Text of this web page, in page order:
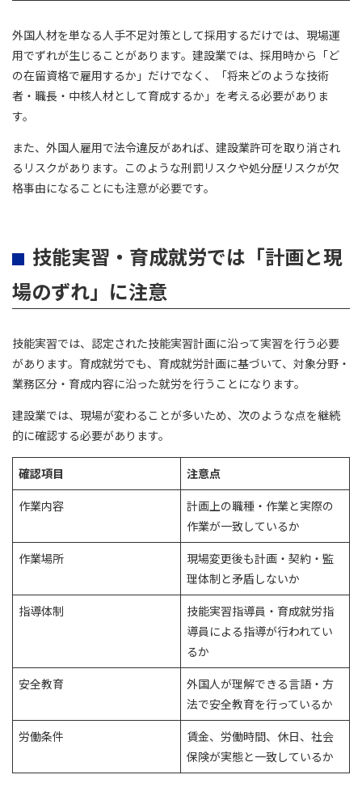
外国人材を単なる人手不足対策として採用するだけでは、現場運
用でずれが生じることがあります。建設業では、採用時から「ど
の在留資格で雇用するか」だけでなく、「将来どのような技術
者・職長・中核人材として育成するか」を考える必要がありま
す。
また、外国人雇用で法令違反があれば、建設業許可を取り消され
るリスクがあります。このような刑罰リスクや処分歴リスクが欠
格事由になることにも注意が必要です。
技能実習・育成就労では「計画と現
場のずれ」に注意
技能実習では、認定された技能実習計画に沿って実習を行う必要
があります。育成就労でも、育成就労計画に基づいて、対象分野・
業務区分・育成内容に沿った就労を行うことになります。
建設業では、現場が変わることが多いため、次のような点を継続
的に確認する必要があります。
確認項目
注意点
作業内容
計画上の職種・作業と実際の
作業が一致しているか
作業場所
現場変更後も計画・契約・監
理体制と矛盾しないか
指導体制
技能実習指導員・育成就労指
導員による指導が行われてい
るか
安全教育
外国人が理解できる言語・方
法で安全教育を行っているか
労働条件
賃金、労働時間、休日、社会
保険が実態と一致しているか